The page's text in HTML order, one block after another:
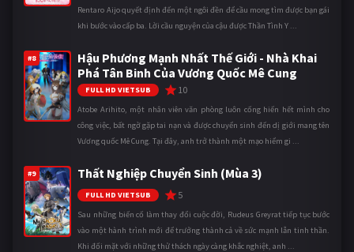
Rentaro Aijo quyết định đến một ngôi đền để cầu mong tìm được bạn gái
khi bước vào cấp ba. Lời cầu nguyện của cậu được Thần Tình Y ...
#8
Hậu Phương Mạnh Nhất Thế Giới - Nhà Khai
Phá Tân Binh Của Vương Quốc Mê Cung
FULL HD VIETSUB 10
Atobe Arihito, một nhân viên văn phòng luôn cống hiến hết mình cho
công việc, bất ngờ gặp tai nạn và được chuyển sinh đến dị giới mang tên
Vương quốc Mê Cung. Tại đây, anh trở thành một mạo hiểm gi ...
#9 Thất Nghiệp Chuyển Sinh (Mùa 3)
FULL HD VIETSUB 5
Sau những biến cố làm thay đổi cuộc đời, Rudeus Greyrat tiếp tục bước
vào một hành trình mới để trưởng thành cả về sức mạnh lẫn tinh thần.
Khi đối mặt với những thử thách ngày càng khắc nghiệt, anh ...